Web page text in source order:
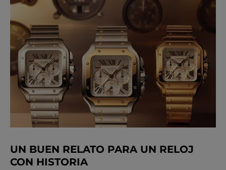
UN BUEN RELATO PARA UN RELOJ
CON HISTORIA